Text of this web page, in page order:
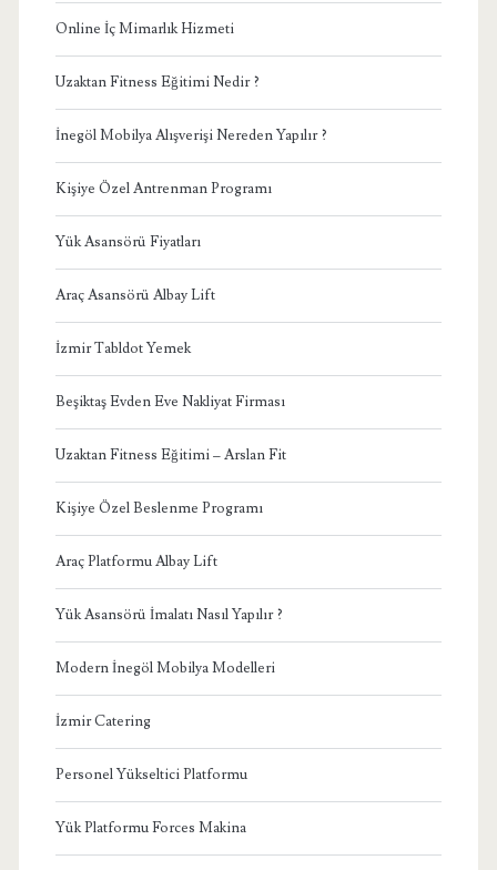
Online İç Mimarlık Hizmeti
Uzaktan Fitness Eğitimi Nedir ?
İnegöl Mobilya Alışverişi Nereden Yapılır ?
Kişiye Özel Antrenman Programı
Yük Asansörü Fiyatları
Araç Asansörü Albay Lift
İzmir Tabldot Yemek
Beşiktaş Evden Eve Nakliyat Firması
Uzaktan Fitness Eğitimi – Arslan Fit
Kişiye Özel Beslenme Programı
Araç Platformu Albay Lift
Yük Asansörü İmalatı Nasıl Yapılır ?
Modern İnegöl Mobilya Modelleri
İzmir Catering
Personel Yükseltici Platformu
Yük Platformu Forces Makina